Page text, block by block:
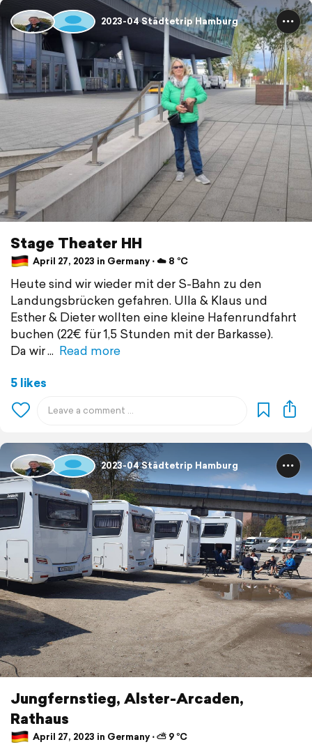
2023-04 Städtetrip Hamburg
Stage Theater HH
April 27, 2023 in Germany ⋅ ☁️ 8 °C
Heute sind wir wieder mit der S-Bahn zu den
Landungsbrücken gefahren. Ulla & Klaus und
Esther & Dieter wollten eine kleine Hafenrundfahrt
buchen (22€ für 1,5 Stunden mit der Barkasse).
Da wir
Read more
5 likes
2023-04 Städtetrip Hamburg
Jungfernstieg, Alster-Arcaden,
Rathaus
April 27, 2023 in Germany ⋅ ⛅ 9 °C